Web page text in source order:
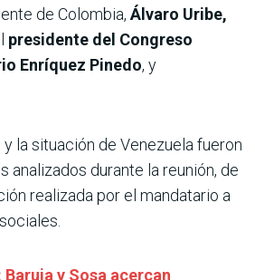
de Colombia, Álvaro Uribe,
presidente del Congreso
Enríquez Pinedo, y
la situación de Venezuela fueron
analizados durante la reunión, de
realizada por el mandatario a
y Sosa acercan